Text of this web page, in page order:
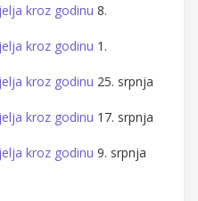
kroz godinu 8.
kroz godinu 1.
kroz godinu 25. srpnja
kroz godinu 17. srpnja
kroz godinu 9. srpnja